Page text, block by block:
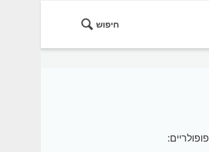
חיפוש
פופולריים: